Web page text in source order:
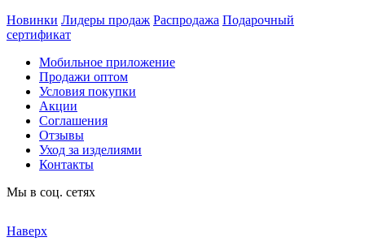
Новинки Лидеры продаж Распродажа Подарочный
сертификат
Мобильное приложение
Продажи оптом
Условия покупки
Акции
Соглашения
Отзывы
Уход за изделиями
Контакты
Мы в соц. сетях
Наверх